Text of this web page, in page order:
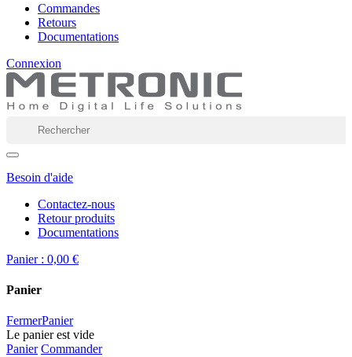
Commandes
Retours
Documentations
Connexion
Besoin d'aide
Contactez-nous
Retour produits
Documentations
Panier : 0,00 €
Panier
FermerPanier
Le panier est vide
Panier Commander